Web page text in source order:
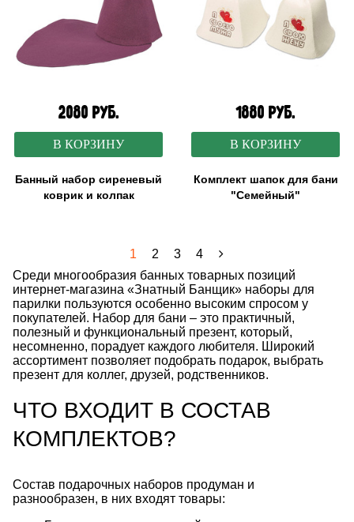
2080 руб.
В КОРЗИНУ
Банный набор сиреневый
коврик и колпак
1880 руб.
В КОРЗИНУ
Комплект шапок для бани
"Семейный"
1 2 3
4
Среди многообразия банных товарных позиций
интернет-магазина «Знатный Банщик» наборы для
парилки пользуются особенно высоким спросом у
покупателей. Набор для бани – это практичный,
полезный и функциональный презент, который,
несомненно, порадует каждого любителя. Широкий
ассортимент позволяет подобрать подарок, выбрать
презент для коллег, друзей, родственников.
ЧТО ВХОДИТ В СОСТАВ
КОМПЛЕКТОВ?
Состав подарочных наборов продуман и
разнообразен, в них входят товары: